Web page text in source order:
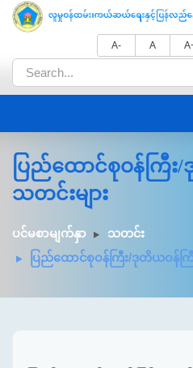
A- A
ပြည်ထောင်စုဝန်ကြီး
သတင်းများ
ပင်မစာမျက်နှာ
သတင်း
ပြည်ထောင်စုဝန်ကြီး/ဒုတိယဝန်ကြီ